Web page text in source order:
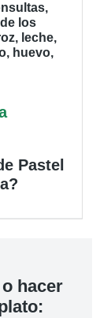
los
leche,
huevo,
Pastel
hacer